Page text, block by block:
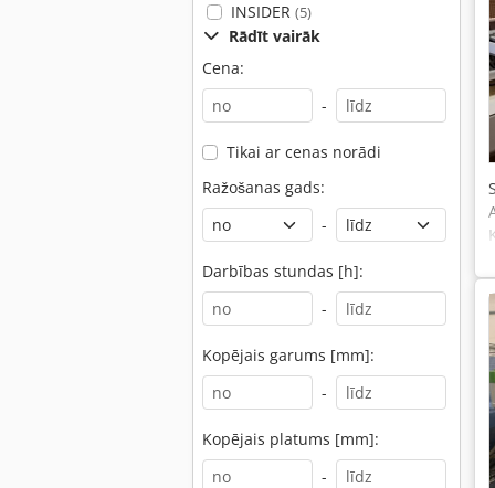
INSIDER (5)
Rādīt vairāk
Cena:
-
Tikai ar cenas norādi
Ražošanas gads:
-
Darbības stundas [h]:
-
Kopējais garums [mm]:
-
Kopējais platums [mm]:
-